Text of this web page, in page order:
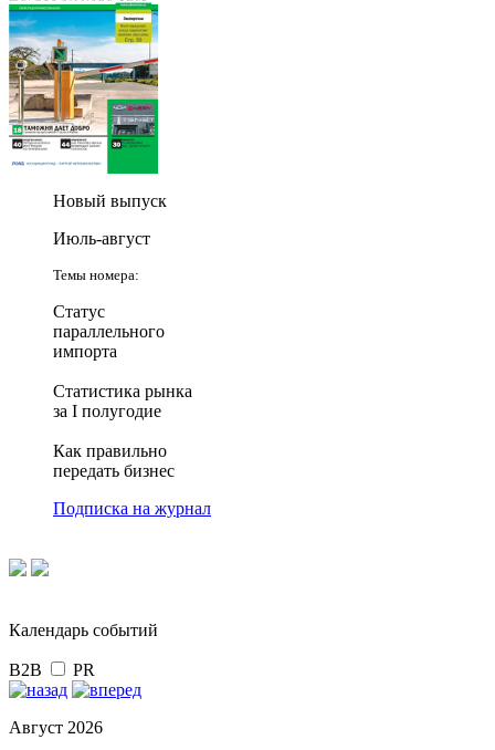
Новый выпуск
Июль-август
Темы номера:
Статус
параллельного
импорта
Статистика рынка
за I полугодие
Как правильно
передать бизнес
Подписка на журнал
Календарь событий
B2B PR
Август 2026